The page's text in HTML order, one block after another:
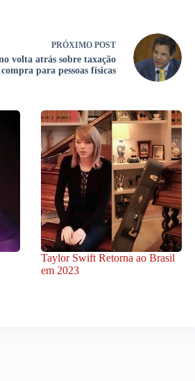
PRÓXIMO POST
volta atrás sobre taxação
para pessoas físicas
Taylor Swift Retorna ao Brasil
em 2023